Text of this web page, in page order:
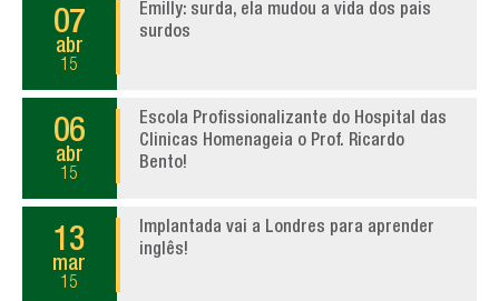
07
abr
15
Emilly: surda, ela mudou a vida dos pais
surdos
06
abr
15
Escola Profissionalizante do Hospital das
Clinicas Homenageia o Prof. Ricardo
Bento!
13
mar
15
Implantada vai a Londres para aprender
inglês!